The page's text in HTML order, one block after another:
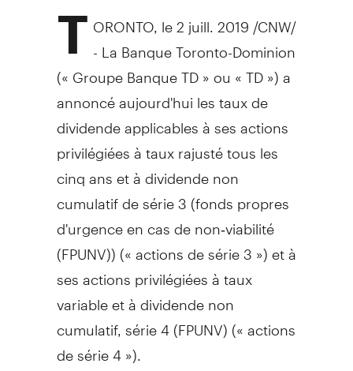
T ORONTO , le 2 juill. 2019 /CNW/
- La Banque Toronto-Dominion
(« Groupe Banque TD » ou « TD ») a
annoncé aujourd'hui les taux de
dividende applicables à ses actions
privilégiées à taux rajusté tous les
cinq ans et à dividende non
cumulatif de série 3 (fonds propres
d'urgence en cas de non‑viabilité
(FPUNV)) (« actions de série 3 ») et à
ses actions privilégiées à taux
variable et à dividende non
cumulatif, série 4 (FPUNV) (« actions
de série 4 »).